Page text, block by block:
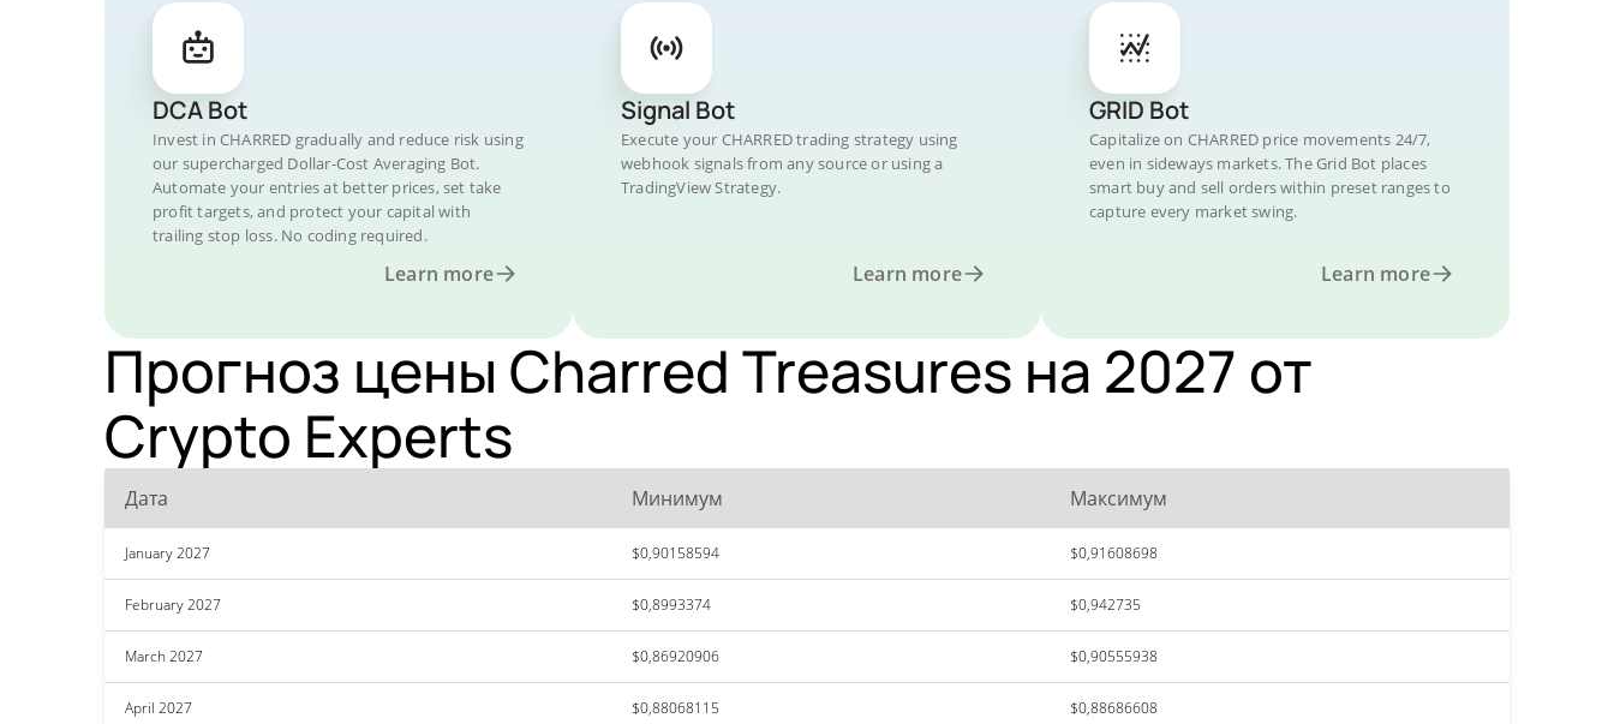
DCA Bot
Invest in CHARRED gradually and reduce risk using
our supercharged Dollar-Cost Averaging Bot.
Automate your entries at better prices, set take
profit targets, and protect your capital with
trailing stop loss. No coding required.
Learn more
Signal Bot
Execute your CHARRED trading strategy using
webhook signals from any source or using a
TradingView Strategy.
Learn more
GRID Bot
Capitalize on CHARRED price movements 24/7,
even in sideways markets. The Grid Bot places
smart buy and sell orders within preset ranges to
capture every market swing.
Learn more
Прогноз цены Charred Treasures на 2027 от
Crypto Experts
Дата Минимум Максимум
January 2027 $0,90158594 $0,91608698
February 2027 $0,8993374 $0,942735
March 2027 $0,86920906 $0,90555938
April 2027 $0,88068115 $0,88686608